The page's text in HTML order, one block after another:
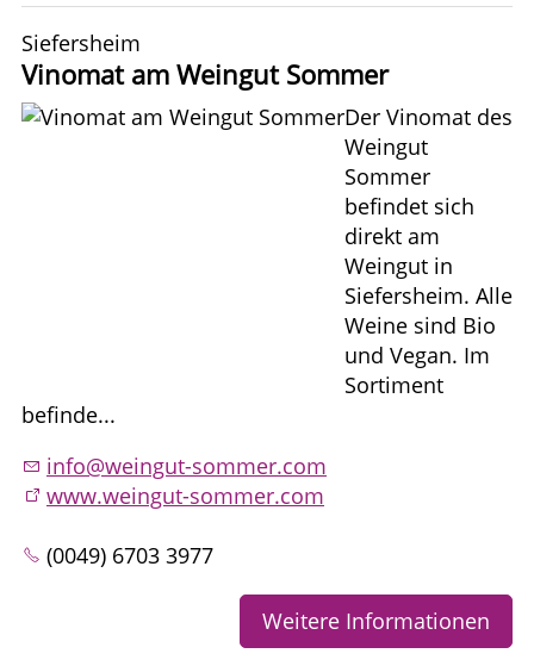
Siefersheim
Vinomat am Weingut Sommer
Der Vinomat des
Weingut
Sommer
befindet sich
direkt am
Weingut in
Siefersheim. Alle
Weine sind Bio
und Vegan. Im
Sortiment
befinde...
info@weingut-sommer.com
www.weingut-sommer.com
(0049) 6703 3977
Weitere Informationen